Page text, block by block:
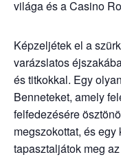
világa és a Casino
Képzeljétek el a
varázslatos
és titkokkal. Egy
Benneteket, amely
felfedezésére
megszokottat, és
tapasztaljátok meg